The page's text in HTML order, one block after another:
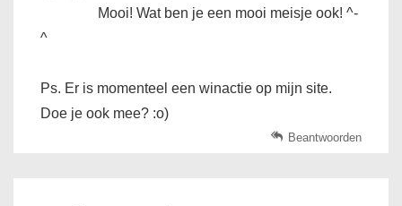
Mooi! Wat ben je een mooi meisje ook! ^-
^
Ps. Er is momenteel een winactie op mijn site.
Doe je ook mee? :o)
Beantwoorden